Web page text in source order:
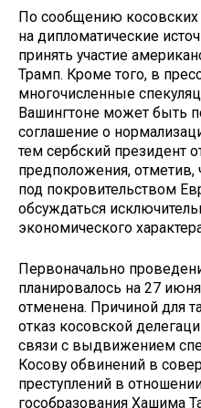
По сообщению
на дипломатические
принять участие
Трамп. Кроме того, в
многочисленные
Вашингтоне может быть
соглашение о
тем сербский президент
предположения, отметив,
под покровительством
обсуждаться
экономического
Первоначально
планировалось на 27
отменена. Причиной для
отказ косовской
связи с выдвижением
Косову обвинений в
преступлений в
гособразования Хашима